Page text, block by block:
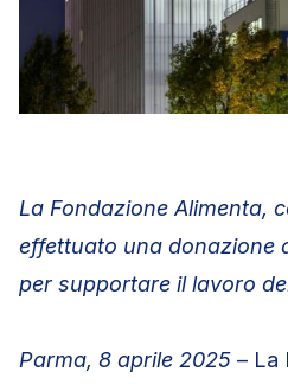
La Fondazione Alimenta,
effettuato una donazione
per supportare il lavoro
Parma, 8 aprile 2025 – La